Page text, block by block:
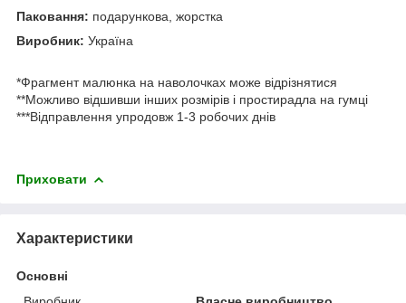
Паковання: подарункова, жорстка
Виробник: Україна
*Фрагмент малюнка на наволочках може відрізнятися
**Можливо відшивши інших розмірів і простирадла на гумці
***Відправлення упродовж 1-3 робочих днів
Приховати
Характеристики
Основні